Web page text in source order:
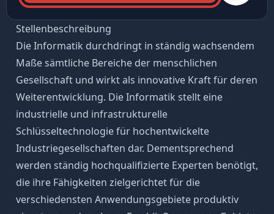
Stellenbeschreibung
Die Informatik durchdringt in ständig wachsendem
Maße sämtliche Bereiche der menschlichen
Gesellschaft und wirkt als innovative Kraft für deren
Weiterentwicklung. Die Informatik stellt eine
industrielle und infrastrukturelle
Schlüsseltechnologie für hochentwickelte
Industriegesellschaften dar. Dementsprechend
werden ständig hochqualifizierte Experten benötigt,
die ihre Fähigkeiten zielgerichtet für die
verschiedensten Anwendungsgebiete produktiv